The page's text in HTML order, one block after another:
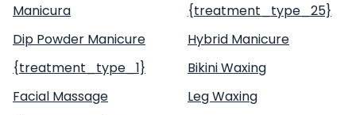
Manicura
{treatment_type_25}
Dip Powder Manicure
Hybrid Manicure
{treatment_type_1}
Bikini Waxing
Facial Massage
Leg Waxing